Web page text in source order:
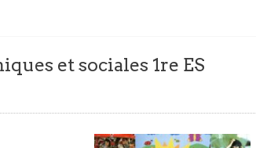
et sociales 1re ES